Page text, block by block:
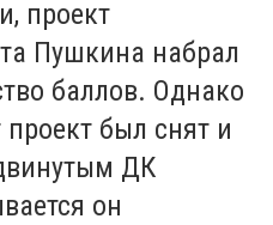
проект
Пушкина набрал
баллов. Однако
был снят и
ДК
он